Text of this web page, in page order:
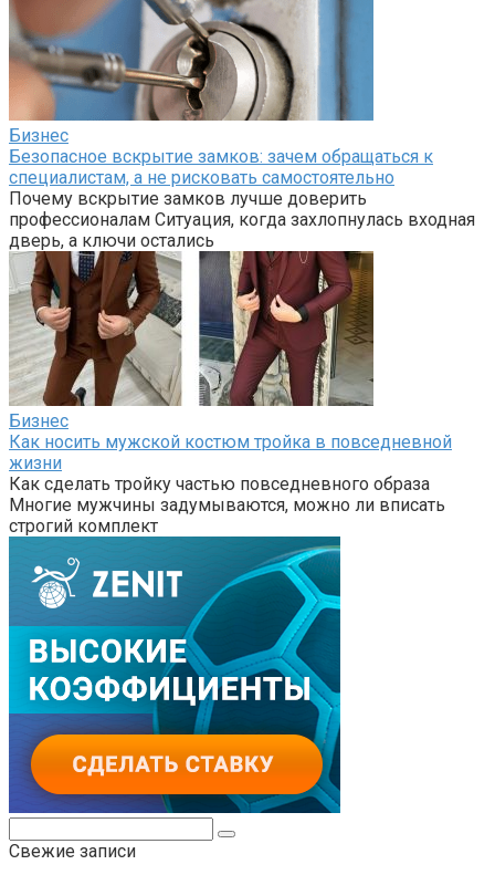
Бизнес
Безопасное вскрытие замков: зачем обращаться к
специалистам, а не рисковать самостоятельно
Почему вскрытие замков лучше доверить
профессионалам Ситуация, когда захлопнулась входная
дверь, а ключи остались
Бизнес
Как носить мужской костюм тройка в повседневной
жизни
Как сделать тройку частью повседневного образа
Многие мужчины задумываются, можно ли вписать
строгий комплект
Свежие записи